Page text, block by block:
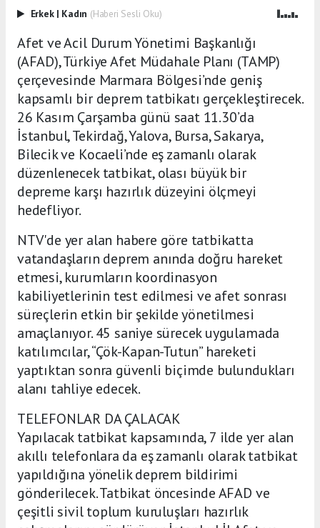
Erkek | Kadın (Haberi Sesli Oku)
Afet ve Acil Durum Yönetimi Başkanlığı
(AFAD), Türkiye Afet Müdahale Planı (TAMP)
çerçevesinde Marmara Bölgesi’nde geniş
kapsamlı bir deprem tatbikatı gerçekleştirecek.
26 Kasım Çarşamba günü saat 11.30’da
İstanbul, Tekirdağ, Yalova, Bursa, Sakarya,
Bilecik ve Kocaeli’nde eş zamanlı olarak
düzenlenecek tatbikat, olası büyük bir
depreme karşı hazırlık düzeyini ölçmeyi
hedefliyor.
NTV'de yer alan habere göre tatbikatta
vatandaşların deprem anında doğru hareket
etmesi, kurumların koordinasyon
kabiliyetlerinin test edilmesi ve afet sonrası
süreçlerin etkin bir şekilde yönetilmesi
amaçlanıyor. 45 saniye sürecek uygulamada
katılımcılar, “Çök-Kapan-Tutun” hareketi
yaptıktan sonra güvenli biçimde bulundukları
alanı tahliye edecek.
TELEFONLAR DA ÇALACAK
Yapılacak tatbikat kapsamında, 7 ilde yer alan
akıllı telefonlara da eş zamanlı olarak tatbikat
yapıldığına yönelik deprem bildirimi
gönderilecek. Tatbikat öncesinde AFAD ve
çeşitli sivil toplum kuruluşları hazırlık